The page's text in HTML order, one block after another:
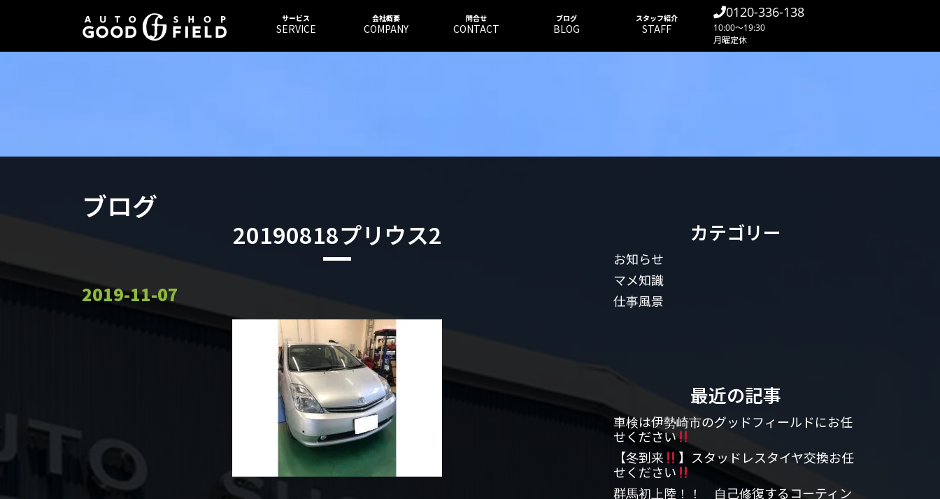
0120-336-138
10:00～19:30
月曜定休
サービス
SERVICE
会社概要
COMPANY
問合せ
CONTACT
ブログ
BLOG
スタッフ紹介
STAFF
ブログ
20190818プリウス2
2019-11-07
カテゴリー
お知らせ
マメ知識
仕事風景
最近の記事
車検は伊勢崎市のグッドフィールドにお任
せください
【冬到来
】スタッドレスタイヤ交換お任
せください
群馬初上陸！！ 自己修復するコーティン